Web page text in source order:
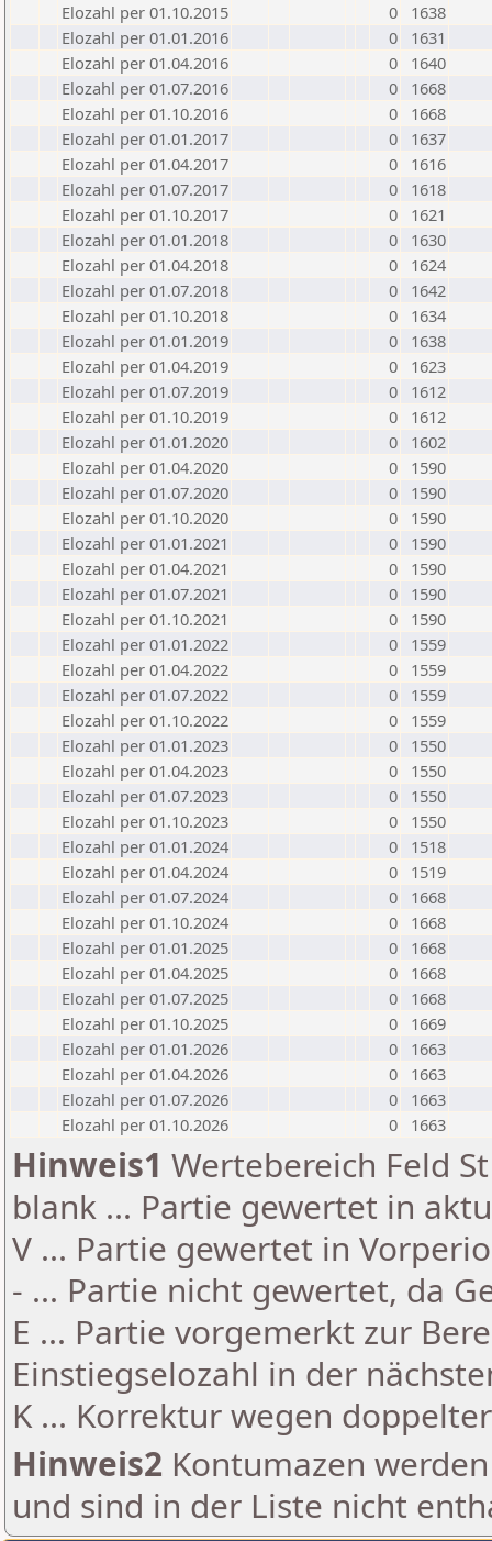
Elozahl per 01.10.2015
0
1638
Elozahl per 01.01.2016
0
1631
Elozahl per 01.04.2016
0
1640
Elozahl per 01.07.2016
0
1668
Elozahl per 01.10.2016
0
1668
Elozahl per 01.01.2017
0
1637
Elozahl per 01.04.2017
0
1616
Elozahl per 01.07.2017
0
1618
Elozahl per 01.10.2017
0
1621
Elozahl per 01.01.2018
0
1630
Elozahl per 01.04.2018
0
1624
Elozahl per 01.07.2018
0
1642
Elozahl per 01.10.2018
0
1634
Elozahl per 01.01.2019
0
1638
Elozahl per 01.04.2019
0
1623
Elozahl per 01.07.2019
0
1612
Elozahl per 01.10.2019
0
1612
Elozahl per 01.01.2020
0
1602
Elozahl per 01.04.2020
0
1590
Elozahl per 01.07.2020
0
1590
Elozahl per 01.10.2020
0
1590
Elozahl per 01.01.2021
0
1590
Elozahl per 01.04.2021
0
1590
Elozahl per 01.07.2021
0
1590
Elozahl per 01.10.2021
0
1590
Elozahl per 01.01.2022
0
1559
Elozahl per 01.04.2022
0
1559
Elozahl per 01.07.2022
0
1559
Elozahl per 01.10.2022
0
1559
Elozahl per 01.01.2023
0
1550
Elozahl per 01.04.2023
0
1550
Elozahl per 01.07.2023
0
1550
Elozahl per 01.10.2023
0
1550
Elozahl per 01.01.2024
0
1518
Elozahl per 01.04.2024
0
1519
Elozahl per 01.07.2024
0
1668
Elozahl per 01.10.2024
0
1668
Elozahl per 01.01.2025
0
1668
Elozahl per 01.04.2025
0
1668
Elozahl per 01.07.2025
0
1668
Elozahl per 01.10.2025
0
1669
Elozahl per 01.01.2026
0
1663
Elozahl per 01.04.2026
0
1663
Elozahl per 01.07.2026
0
1663
Elozahl per 01.10.2026
0 1663
Hinweis1 Wertebereich Feld
blank ... Partie gewertet in
V ... Partie gewertet in
- ... Partie nicht gewertet, da
E ... Partie vorgemerkt zur
Einstiegselozahl in der
K ... Korrektur wegen
Hinweis2 Kontumazen
und sind in der Liste nicht